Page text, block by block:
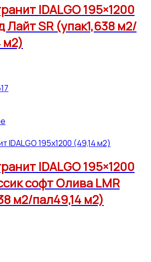
IDALGO 195×1200
Лайт SR (упак1,638 м2/
м2)
IDALGO 195x1200 (49,14 м2)
IDALGO 195×1200
софт Олива LMR
м2/пал49,14 м2)